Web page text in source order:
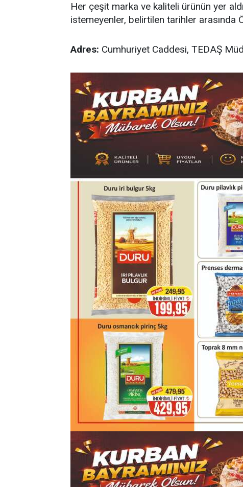
Her çeşit marka ve kaliteli ürünün yer
istemeyenler, belirtilen tarihler arasında
Adres: Cumhuriyet Caddesi, TEDAŞ